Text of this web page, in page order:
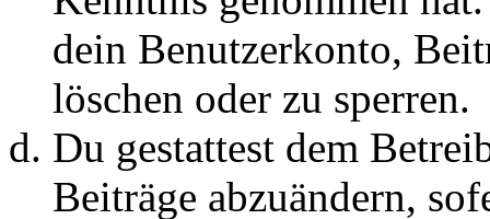
dein Benutzerkonto,
löschen oder zu sperren.
Du gestattest dem
Beiträge abzuändern,